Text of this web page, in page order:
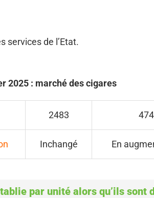
services de l’Etat.
2025 : marché des cigares
2483 474
Inchangé En
par unité alors qu’ils sont